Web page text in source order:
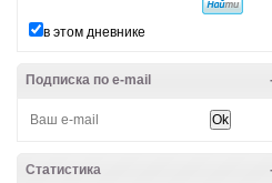
в этом дневнике
Подписка по e-mail
Статистика